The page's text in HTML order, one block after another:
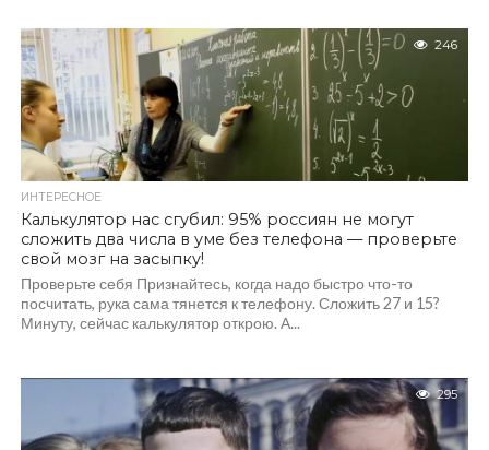
246
ИНТЕРЕСНОЕ
Калькулятор нас сгубил: 95% россиян не могут
сложить два числа в уме без телефона — проверьте
свой мозг на засыпку!
Проверьте себя Признайтесь, когда надо быстро что-то
посчитать, рука сама тянется к телефону. Сложить 27 и 15?
Минуту, сейчас калькулятор открою. А...
295